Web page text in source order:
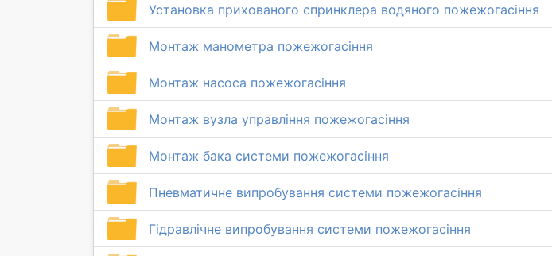
Установка прихованого спринклера водяного пожежогасіння
Монтаж манометра пожежогасіння
Монтаж насоса пожежогасіння
Монтаж вузла управління пожежогасіння
Монтаж бака системи пожежогасіння
Пневматичне випробування системи пожежогасіння
Гідравлічне випробування системи пожежогасіння